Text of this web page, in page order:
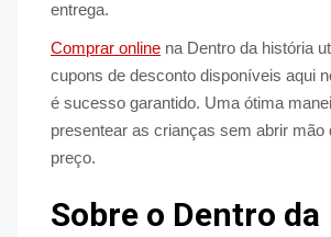
entrega.
Comprar online na Dentro da história
cupons de desconto disponíveis aqui
é sucesso garantido. Uma ótima
presentear as crianças sem abrir mão
preço.
Sobre o Dentro da